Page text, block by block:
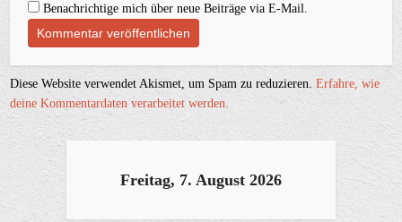
Benachrichtige mich über neue Beiträge via E-Mail.
Diese Website verwendet Akismet, um Spam zu reduzieren.Erfahre, wie
deine Kommentardaten verarbeitet werden.
Freitag, 7. August 2026